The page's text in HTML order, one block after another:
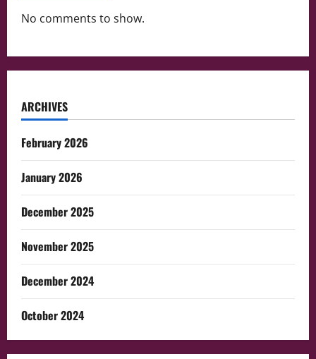
No comments to show.
ARCHIVES
February 2026
January 2026
December 2025
November 2025
December 2024
October 2024